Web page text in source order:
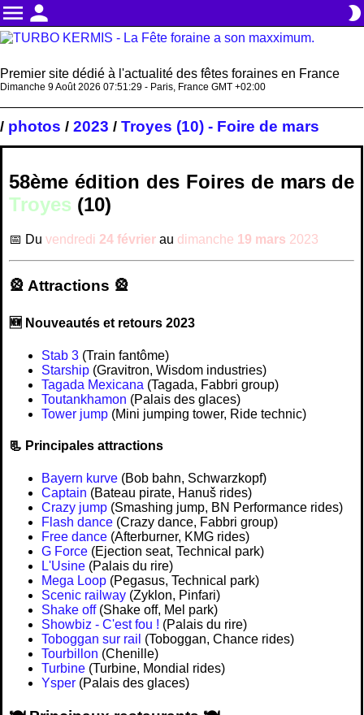
menu person brightness_2
Premier site dédié à l'actualité des fêtes foraines en France
Dimanche 9 Août 2026 07:51:30 - Paris, France GMT +02:00
/ photos / 2023 / Troyes (10) - Foire de mars
58ème édition des Foires de mars de
Troyes (10)
📅 Du vendredi 24 février au dimanche 19 mars 2023
🎡 Attractions 🎡
🆕 Nouveautés et retours 2023
Stab 3 (Train fantôme)
Starship (Gravitron, Wisdom industries)
Tagada Mexicana (Tagada, Fabbri group)
Toutankhamon (Palais des glaces)
Tower jump (Mini jumping tower, Ride technic)
📃 Principales attractions
Bayern kurve (Bob bahn, Schwarzkopf)
Captain (Bateau pirate, Hanuš rides)
Crazy jump (Smashing jump, BN Performance rides)
Flash dance (Crazy dance, Fabbri group)
Free dance (Afterburner, KMG rides)
G Force (Ejection seat, Technical park)
L'Usine (Palais du rire)
Mega Loop (Pegasus, Technical park)
Scenic railway (Zyklon, Pinfari)
Shake off(Shake off, Mel park)
Showbiz - C'est fou ! (Palais du rire)
Toboggan sur rail (Toboggan, Chance rides)
Tourbillon (Chenille)
Turbine (Turbine, Mondial rides)
Ysper (Palais des glaces)